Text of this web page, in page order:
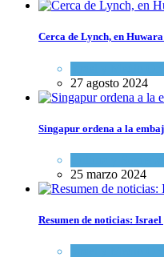
Cerca de Lynch, en
27 agosto 2024
Singapur ordena a la
25 marzo 2024
Resumen de noticias: